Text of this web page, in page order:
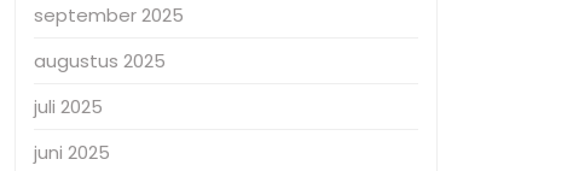
september 2025
augustus 2025
juli 2025
juni 2025